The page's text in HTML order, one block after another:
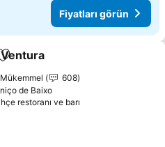
Fiyatları görün
Favorilerime ekle
Mükemmel
608
de Baixo
restoranı ve barı